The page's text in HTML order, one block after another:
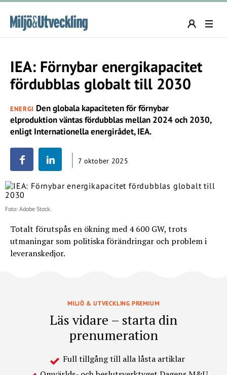
IEA: Förnybar energikapacitet
fördubblas globalt till 2030
ENERGI Den globala kapaciteten för förnybar
elproduktion väntas fördubblas mellan 2024 och 2030,
enligt Internationella energirådet, IEA.
7 oktober 2025
Foto: Adobe Stock.
Totalt förutspås en ökning med 4 600 GW, trots
utmaningar som politiska förändringar och problem i
leveranskedjor.
MILJÖ & UTVECKLING PREMIUM
Läs vidare – starta din
prenumeration
Full tillgång till alla låsta artiklar